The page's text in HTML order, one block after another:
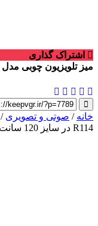
اشتراک گذاری
میز تلویزیون چوبی مدل R114 در سایز 120 سانت در رنگ آنتیک کاج
خانه / صوتی و تصویری /
R114 در سایز 120 سانت در رنگ آنتیک کاج